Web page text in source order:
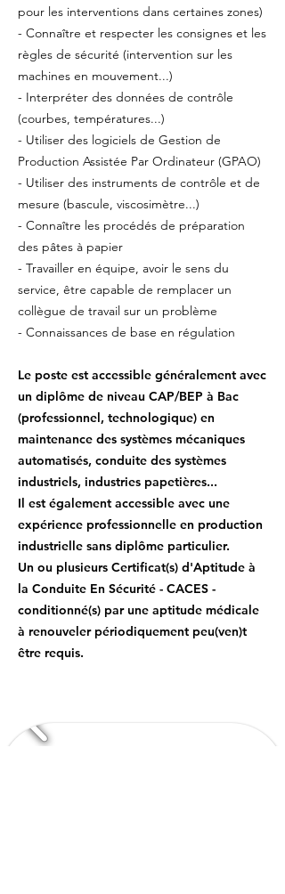
pour les interventions dans certaines zones)
- Connaître et respecter les consignes et les
règles de sécurité (intervention sur les
machines en mouvement...)
- Interpréter des données de contrôle
(courbes, températures...)
- Utiliser des logiciels de Gestion de
Production Assistée Par Ordinateur (GPAO)
- Utiliser des instruments de contrôle et de
mesure (bascule, viscosimètre...)
- Connaître les procédés de préparation
des pâtes à papier
- Travailler en équipe, avoir le sens du
service, être capable de remplacer un
collègue de travail sur un problème
- Connaissances de base en régulation
Le poste est accessible généralement avec
un diplôme de niveau CAP/BEP à Bac
(professionnel, technologique) en
maintenance des systèmes mécaniques
automatisés, conduite des systèmes
industriels, industries papetières...
Il est également accessible avec une
expérience professionnelle en production
industrielle sans diplôme particulier.
Un ou plusieurs Certificat(s) d'Aptitude à
la Conduite En Sécurité - CACES -
conditionné(s) par une aptitude médicale
à renouveler périodiquement peu(ven)t
être requis.